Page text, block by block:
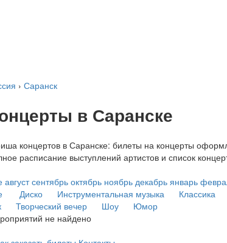
› Саранск
в Саранске
концертов в Саранске: билеты на концерты
расписание выступлений артистов и список
август сентябрь октябрь ноябрь декабрь январь
Диско Инструментальная музыка Классика
Творческий вечер Шоу
Юмор
не найдено